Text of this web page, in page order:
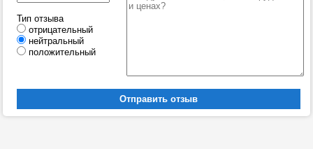
Тип отзыва
отрицательный
нейтральный
положительный